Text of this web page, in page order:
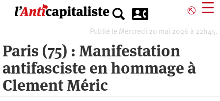
⎋ ☰
Publié le Mercredi 20 mai 2026 à 22h45.
Paris (75) : Manifestation
antifasciste en hommage à
Clement Méric